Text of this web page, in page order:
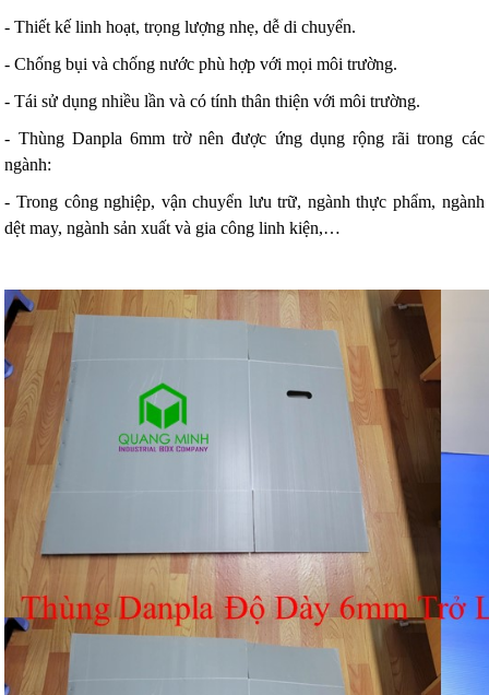
- Thiết kế linh hoạt, trọng lượng nhẹ, dễ di chuyển.
- Chống bụi và chống nước phù hợp với mọi môi trường.
- Tái sử dụng nhiều lần và có tính thân thiện với môi trường.
- Thùng Danpla 6mm trờ nên được ứng dụng rộng rãi trong các
ngành:
- Trong công nghiệp, vận chuyển lưu trữ, ngành thực phẩm, ngành
dệt may, ngành sản xuất và gia công linh kiện,…